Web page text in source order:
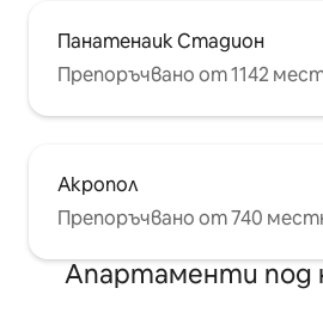
Панатенаик Стадион
Препоръчвано от 1142
Акропол
Препоръчвано от 740
Апартаменти под